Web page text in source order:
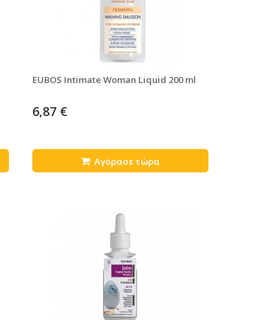
EUBOS Intimate Woman Liquid 200 ml
6,87 €
Αγόρασε τώρα